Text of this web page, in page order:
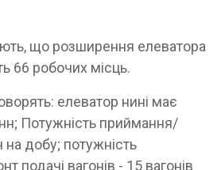
що розширення елеватора
66 робочих місць.
елеватор нині має
Потужність приймання/
на добу; потужність
подачі вагонів - 15 вагонів